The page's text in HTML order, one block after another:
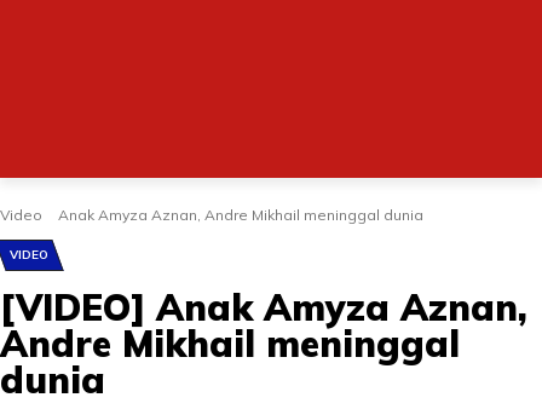
Video Anak Amyza Aznan, Andre Mikhail meninggal dunia
VIDEO
[VIDEO] Anak Amyza Aznan,
Andre Mikhail meninggal
dunia